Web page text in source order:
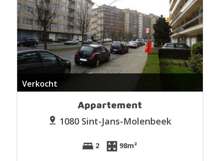
Verkocht
Appartement
1080 Sint-Jans-Molenbeek
2 98m²